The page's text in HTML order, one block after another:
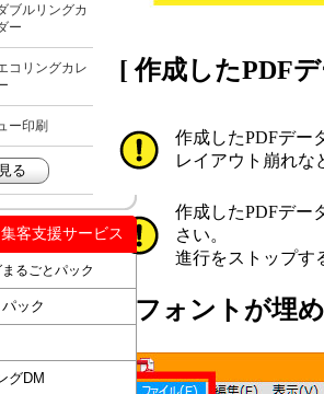
[ 作成したPDF
作成したPDFデー
レイアウト崩れな
作成したPDFデー
さい。
進行をストップす
[ フォントが埋
ブルリングカ
ー
コリングカレ
ー印刷
る
客支援サービス
るごとパック
ック
グDM